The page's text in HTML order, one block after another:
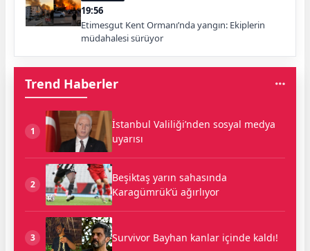
19:56
Etimesgut Kent Ormanı’nda yangın: Ekiplerin
müdahalesi sürüyor
Trend Haberler
1
İstanbul Valiliği’nden sosyal medya
uyarısı
2
Beşiktaş yarın sahasında
Karagümrük’ü ağırlıyor
3 Survivor Bayhan kanlar içinde kaldı!